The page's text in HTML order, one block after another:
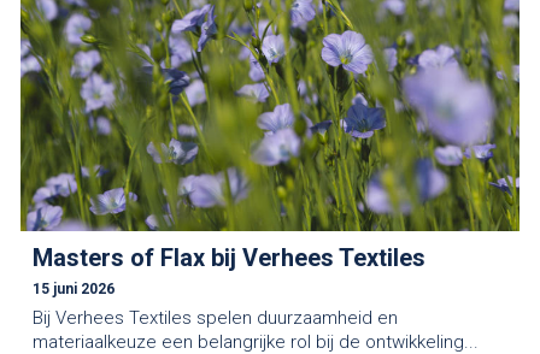
Masters of Flax bij Verhees Textiles
15 juni 2026
Bij Verhees Textiles spelen duurzaamheid en
materiaalkeuze een belangrijke rol bij de ontwikkeling...